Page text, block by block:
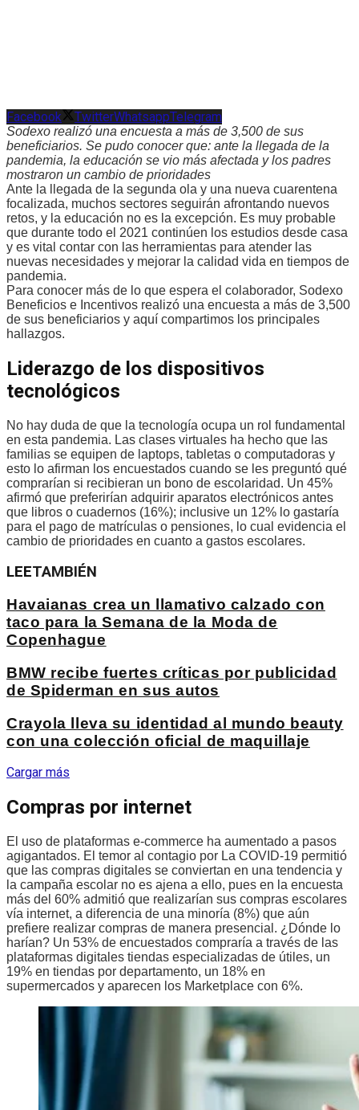
Facebook TwitterWhatsappTelegram
Sodexo realizó una encuesta a más de 3,500 de sus
beneficiarios. Se pudo conocer que: ante la llegada de la
pandemia, la educación se vio más afectada y los padres
mostraron un cambio de prioridades
Ante la llegada de la segunda ola y una nueva cuarentena
focalizada, muchos sectores seguirán afrontando nuevos
retos, y la educación no es la excepción. Es muy probable
que durante todo el 2021 continúen los estudios desde casa
y es vital contar con las herramientas para atender las
nuevas necesidades y mejorar la calidad vida en tiempos de
pandemia.
Para conocer más de lo que espera el colaborador, Sodexo
Beneficios e Incentivos realizó una encuesta a más de 3,500
de sus beneficiarios y aquí compartimos los principales
hallazgos.
Liderazgo de los dispositivos
tecnológicos
No hay duda de que la tecnología ocupa un rol fundamental
en esta pandemia. Las clases virtuales ha hecho que las
familias se equipen de laptops, tabletas o computadoras y
esto lo afirman los encuestados cuando se les preguntó qué
comprarían si recibieran un bono de escolaridad. Un 45%
afirmó que preferirían adquirir aparatos electrónicos antes
que libros o cuadernos (16%); inclusive un 12% lo gastaría
para el pago de matrículas o pensiones, lo cual evidencia el
cambio de prioridades en cuanto a gastos escolares.
LEETAMBIÉN
Havaianas crea un llamativo calzado con
taco para la Semana de la Moda de
Copenhague
BMW recibe fuertes críticas por publicidad
de Spiderman en sus autos
Crayola lleva su identidad al mundo beauty
con una colección oficial de maquillaje
Cargar más
Compras por internet
El uso de plataformas e-commerce ha aumentado a pasos
agigantados. El temor al contagio por La COVID-19 permitió
que las compras digitales se conviertan en una tendencia y
la campaña escolar no es ajena a ello, pues en la encuesta
más del 60% admitió que realizarían sus compras escolares
vía internet, a diferencia de una minoría (8%) que aún
prefiere realizar compras de manera presencial. ¿Dónde lo
harían? Un 53% de encuestados compraría a través de las
plataformas digitales tiendas especializadas de útiles, un
19% en tiendas por departamento, un 18% en
supermercados y aparecen los Marketplace con 6%.